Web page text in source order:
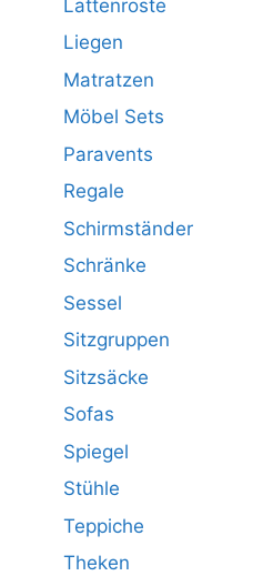
Lattenroste
Liegen
Matratzen
Möbel Sets
Paravents
Regale
Schirmständer
Schränke
Sessel
Sitzgruppen
Sitzsäcke
Sofas
Spiegel
Stühle
Teppiche
Theken